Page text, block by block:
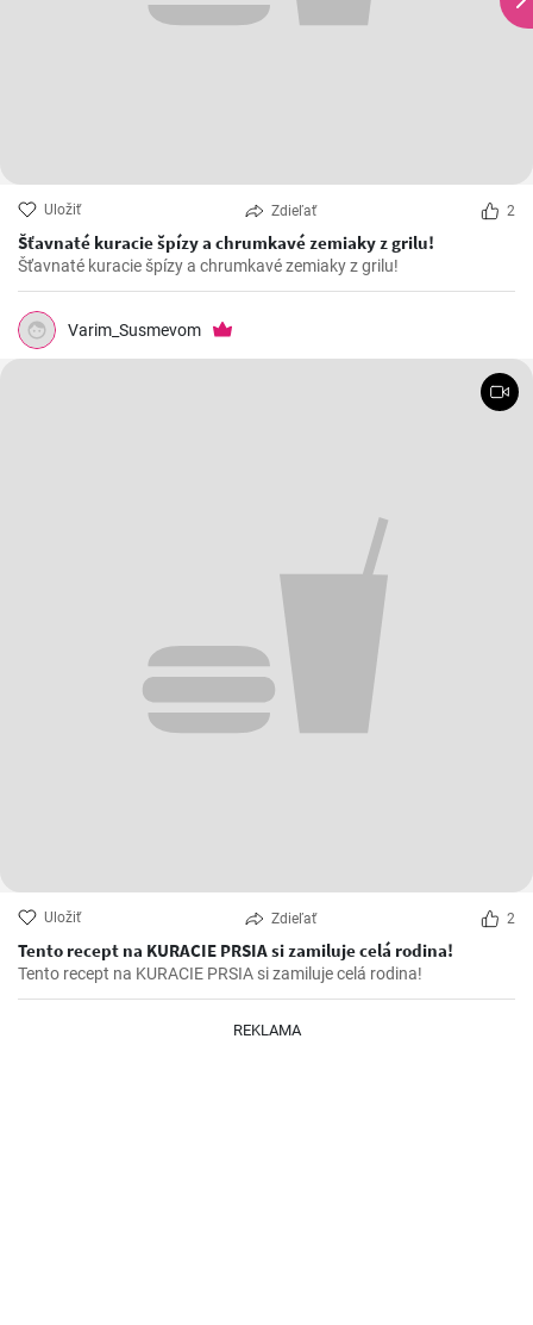
Uložiť Zdieľať 2
Šťavnaté kuracie špízy a chrumkavé zemiaky z grilu!
Šťavnaté kuracie špízy a chrumkavé zemiaky z grilu!
Varim_Susmevom
Uložiť Zdieľať 2
Tento recept na KURACIE PRSIA si zamiluje celá rodina!
Tento recept na KURACIE PRSIA si zamiluje celá rodina!
REKLAMA